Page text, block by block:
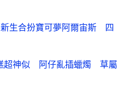
生合扮寶可夢阿爾宙斯 四
超神似 阿仔亂插蠟燭 草屬